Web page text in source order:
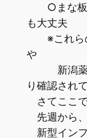
○まな板
も大丈夫
※これらの
や
新潟薬科
り確認され
さてここ
先週から
新型インフ